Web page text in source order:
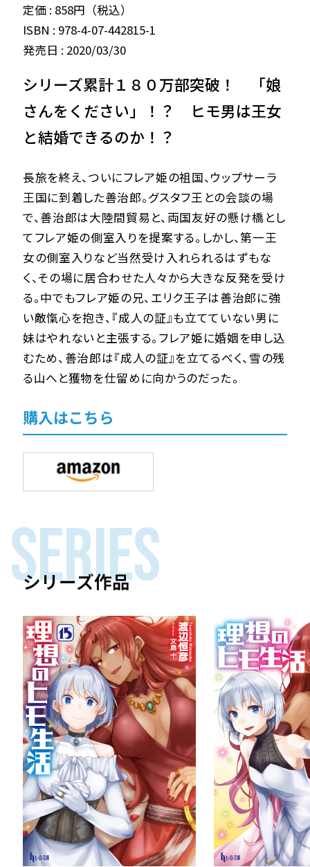
定価 : 858円（税込）
ISBN : 978-4-07-442815-1
発売日 : 2020/03/30
シリーズ累計１８０万部突破！ 「娘
さんをください」！？ ヒモ男は王女
と結婚できるのか！？
長旅を終え、ついにフレア姫の祖国、ウップサーラ
王国に到着した善治郎。グスタフ王との会談の場
で、善治郎は大陸間貿易と、両国友好の懸け橋とし
てフレア姫の側室入りを提案する。しかし、第一王
女の側室入りなど当然受け入れられるはずもな
く、その場に居合わせた人々から大きな反発を受け
る。中でもフレア姫の兄、エリク王子は善治郎に強
い敵愾心を抱き、『成人の証』も立てていない男に
妹はやれないと主張する。フレア姫に婚姻を申し込
むため、善治郎は『成人の証』を立てるべく、雪の残
る山へと獲物を仕留めに向かうのだった――。
購入はこちら
SERIES
シリーズ作品